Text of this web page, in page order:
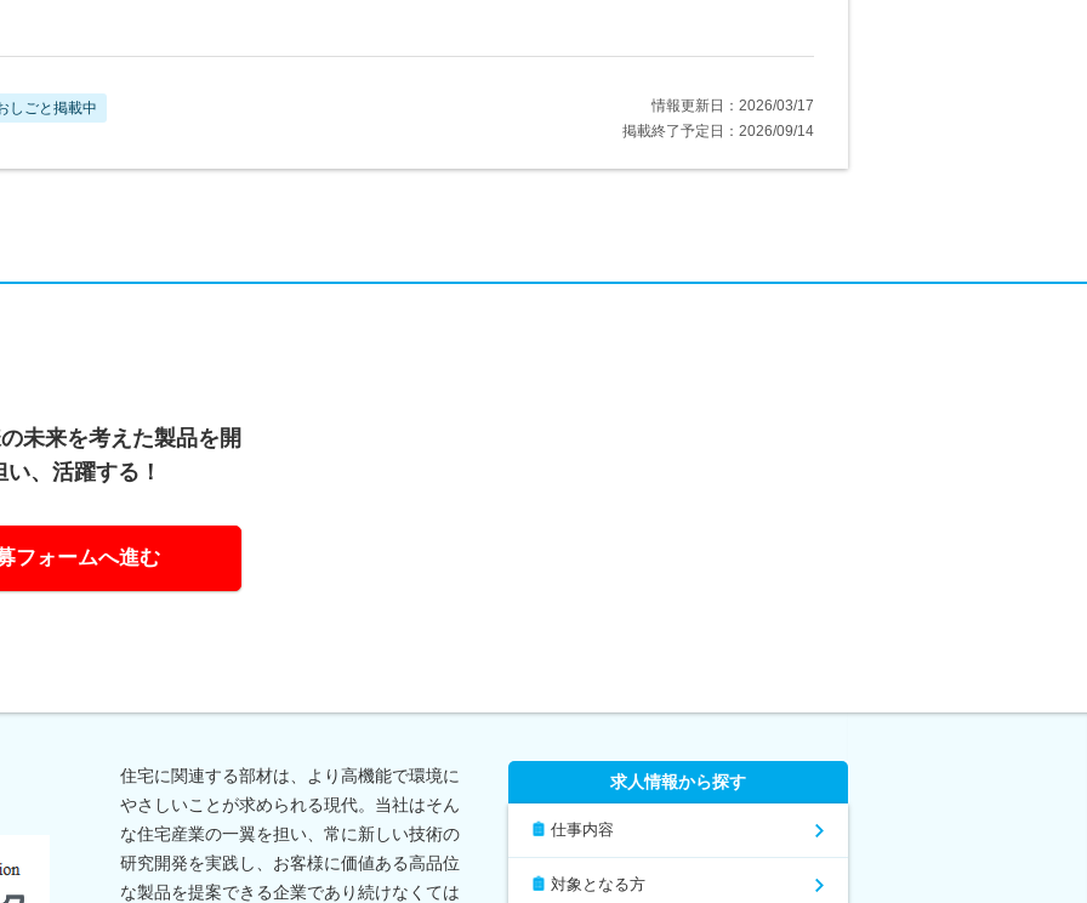
しごと掲載中
情報更新日：2026/03/17
掲載終了予定日：2026/09/14
未来を考えた製品を開
、活躍する！
フォームへ進む
住宅に関連する部材は、より高機能で環境に
やさしいことが求められる現代。当社はそん
な住宅産業の一翼を担い、常に新しい技術の
研究開発を実践し、お客様に価値ある高品位
な製品を提案できる企業であり続けなくては
求人情報から探す
仕事内容
対象となる方